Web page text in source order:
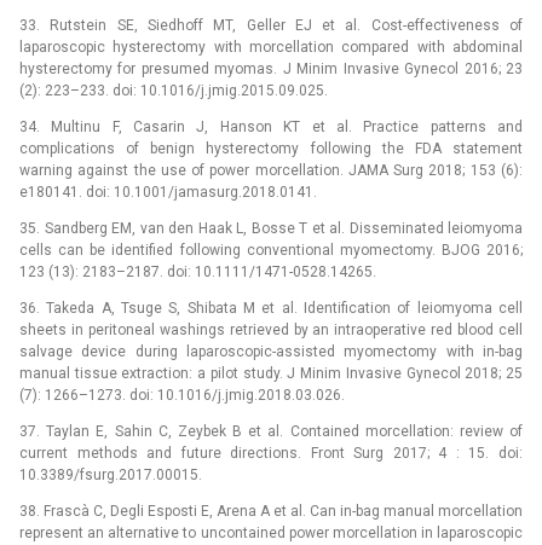
33. Rutstein SE, Siedhoff MT, Geller EJ et al. Cost-effectiveness of
laparoscopic hysterectomy with morcellation compared with abdominal
hysterectomy for presumed myomas. J Minim Invasive Gynecol 2016; 23
(2): 223–233. doi: 10.1016/j.jmig.2015.09.025.
34. Multinu F, Casarin J, Hanson KT et al. Practice patterns and
complications of benign hysterectomy following the FDA statement
warning against the use of power morcellation. JAMA Surg 2018; 153 (6):
e180141. doi: 10.1001/jamasurg.2018.0141.
35. Sandberg EM, van den Haak L, Bosse T et al. Disseminated leiomyoma
cells can be identified following conventional myomectomy. BJOG 2016;
123 (13): 2183–2187. doi: 10.1111/1471-0528.14265.
36. Takeda A, Tsuge S, Shibata M et al. Identification of leiomyoma cell
sheets in peritoneal washings retrieved by an intraoperative red blood cell
salvage device during laparoscopic-assisted myomectomy with in-bag
manual tissue extraction: a pilot study. J Minim Invasive Gynecol 2018; 25
(7): 1266–1273. doi: 10.1016/j.jmig.2018.03.026.
37. Taylan E, Sahin C, Zeybek B et al. Contained morcellation: review of
current methods and future directions. Front Surg 2017; 4 : 15. doi:
10.3389/fsurg.2017.00015.
38. Frascà C, Degli Esposti E, Arena A et al. Can in-bag manual morcellation
represent an alternative to uncontained power morcellation in laparoscopic